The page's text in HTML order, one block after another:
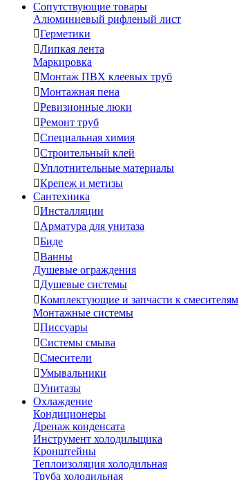
Сопутствующие товары
Алюминиевый рифленый лист
Герметики
Липкая лента
Маркировка
Монтаж ПВХ клеевых труб
Монтажная пена
Ревизионные люки
Ремонт труб
Специальная химия
Строительный клей
Уплотнительные материалы
Крепеж и метизы
Сантехника
Инсталляции
Арматура для унитаза
Биде
Ванны
Душевые ограждения
Душевые системы
Комплектующие и запчасти к смесителям
Монтажные системы
Писсуары
Системы смыва
Смесители
Умывальники
Унитазы
Охлаждение
Кондиционеры
Дренаж конденсата
Инструмент холодильщика
Кронштейны
Теплоизоляция холодильная
Труба холодильная